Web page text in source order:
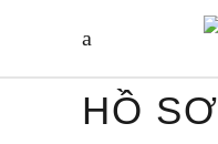
HỒ SƠ